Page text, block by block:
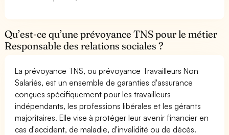
Qu’est-ce qu’une prévoyance TNS pour le métier
Responsable des relations sociales ?
La prévoyance TNS, ou prévoyance Travailleurs Non
Salariés, est un ensemble de garanties d'assurance
conçues spécifiquement pour les travailleurs
indépendants, les professions libérales et les gérants
majoritaires. Elle vise à protéger leur avenir financier en
cas d'accident, de maladie, d'invalidité ou de décès.